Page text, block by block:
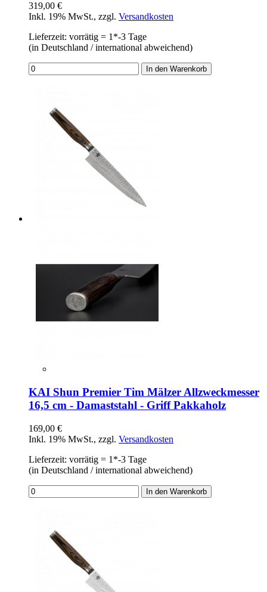
319,00 €
Inkl. 19% MwSt., zzgl. Versandkosten
Lieferzeit: vorrätig = 1*-3 Tage
(in Deutschland / international abweichend)
In den Warenkorb
KAI Shun Premier Tim Mälzer Allzweckmesser
16,5 cm - Damaststahl - Griff Pakkaholz
169,00 €
Inkl. 19% MwSt., zzgl. Versandkosten
Lieferzeit: vorrätig = 1*-3 Tage
(in Deutschland / international abweichend)
In den Warenkorb